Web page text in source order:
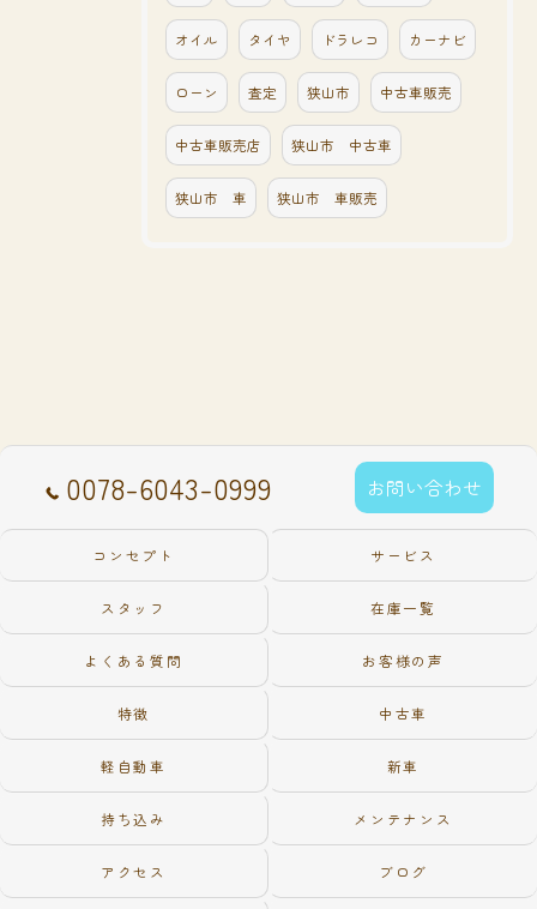
オイル タイヤ ドラレコ カーナビ
ローン 査定 狭山市 中古車販売
中古車販売店 狭山市 中古車
狭山市 車 狭山市 車販売
0078-6043-0999 お問い合わせ
コンセプト サービス
スタッフ 在庫一覧
よくある質問 お客様の声
特徴 中古車
軽自動車 新車
持ち込み メンテナンス
アクセス ブログ